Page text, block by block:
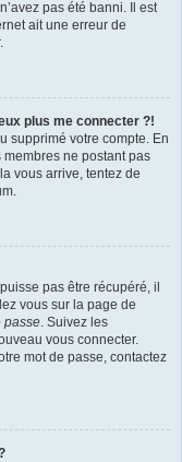
pas été banni. Il est
ait une erreur de
plus me connecter ?!
supprimé votre compte. En
ne postant pas
vous arrive, tentez de
pas être récupéré, il
vous sur la page de
passe. Suivez les
vous connecter.
mot de passe, contactez